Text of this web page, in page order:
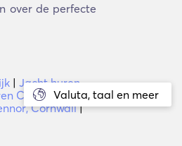
Valuta, taal en meer
over de perfecte
| Jacht huren
Carnbrea,
Cornwall|